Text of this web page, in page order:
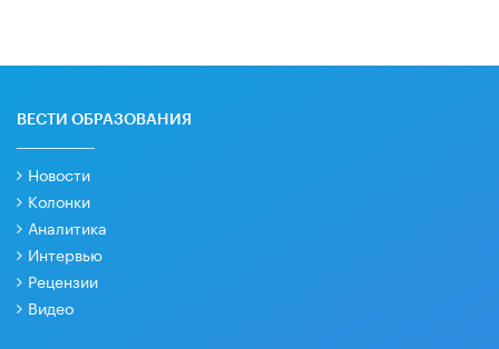
ВЕСТИ ОБРАЗОВАНИЯ
Новости
Колонки
Аналитика
Интервью
Рецензии
Видео